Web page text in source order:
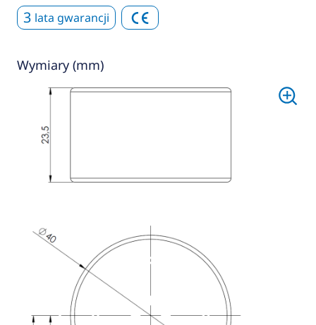
3 lata gwarancji
Wymiary (mm)